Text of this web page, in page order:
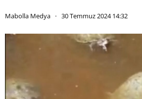
Mabolla Medya 30 Temmuz 2024 14:32